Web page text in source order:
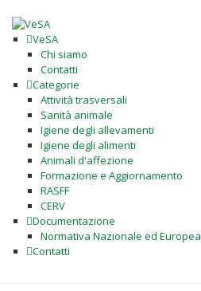
VeSA
Chi siamo
Contatti
Categorie
Attività trasversali
Sanità animale
Igiene degli allevamenti
Igiene degli alimenti
Animali d'affezione
Formazione e Aggiornamento
RASFF
CERV
Documentazione
Normativa Nazionale ed Europea
Contatti